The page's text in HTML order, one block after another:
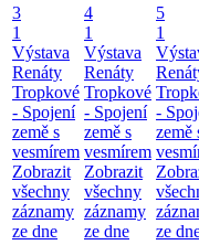
3
1
Výstava
Renáty
Tropkové
- Spojení
země s
vesmírem
Zobrazit
všechny
záznamy
ze dne
4
1
Výstava
Renáty
Tropkové
- Spojení
země s
vesmírem
Zobrazit
všechny
záznamy
ze dne
5
1
-
země
ze